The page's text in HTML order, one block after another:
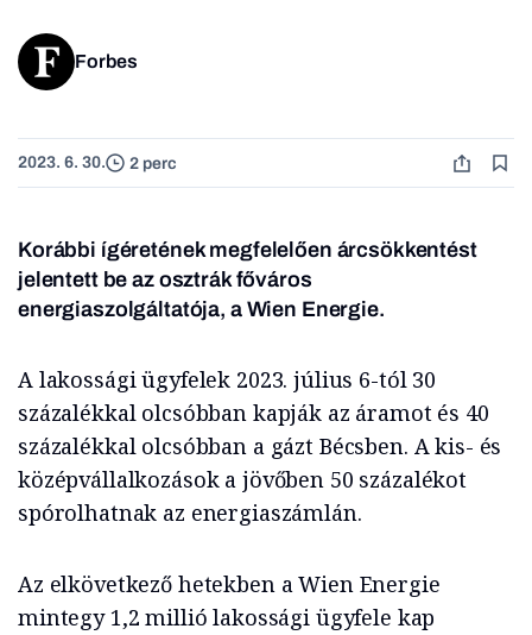
Forbes
2023. 6. 30. 2 perc
Korábbi ígéretének megfelelően árcsökkentést
jelentett be az osztrák főváros
energiaszolgáltatója, a Wien Energie.
A lakossági ügyfelek 2023. július 6-tól 30
százalékkal olcsóbban kapják az áramot és 40
százalékkal olcsóbban a gázt Bécsben. A kis- és
középvállalkozások a jövőben 50 százalékot
spórolhatnak az energiaszámlán.
Az elkövetkező hetekben a Wien Energie
mintegy 1,2 millió lakossági ügyfele kap